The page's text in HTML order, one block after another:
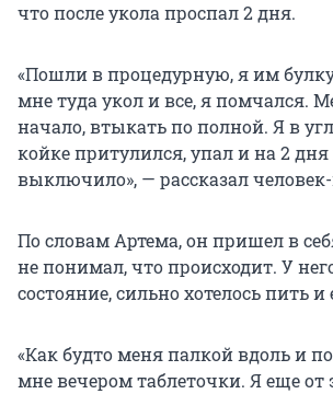
что после укола проспал 2 дня.
«Пошли в процедурную, я им
мне туда укол и все, я помчался.
начало, втыкать по полной. Я в
койке притулился, упал и на 2
выключило», — рассказал
По словам Артема, он пришел в
не понимал, что происходит. У
состояние, сильно хотелось пить и
«Как будто меня палкой вдоль и
мне вечером таблеточки. Я еще от